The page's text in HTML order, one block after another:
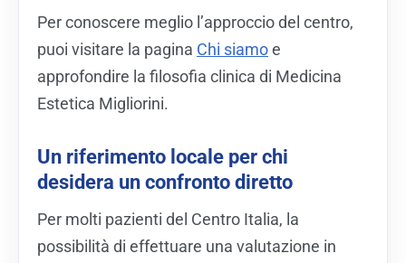
Per conoscere meglio l’approccio del centro,
puoi visitare la pagina Chi siamoe
approfondire la filosofia clinica di Medicina
Estetica Migliorini.
Un riferimento locale per chi
desidera un confronto diretto
Per molti pazienti del Centro Italia, la
possibilità di effettuare una valutazione in